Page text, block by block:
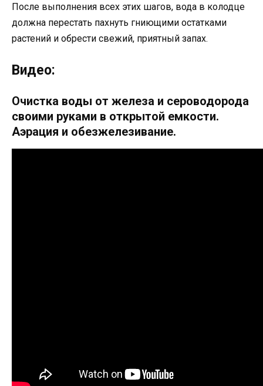
После выполнения всех этих шагов, вода в колодце
должна перестать пахнуть гниющими остатками
растений и обрести свежий, приятный запах.
Видео:
Очистка воды от железа и сероводорода
своими руками в открытой емкости.
Аэрация и обезжелезивание.